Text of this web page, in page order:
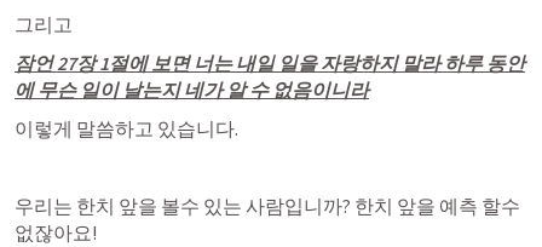
그리고
잠언 27장 1절에 보면 너는 내일 일을 자랑하지 말라 하루 동안
에 무슨 일이 날는지 네가 알 수 없음이니라
이렇게 말씀하고 있습니다.
우리는 한치 앞을 볼수 있는 사람입니까? 한치 앞을 예측 할수
없잖아요!